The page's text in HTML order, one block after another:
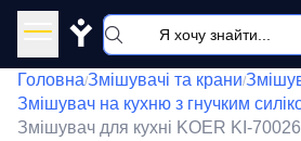
Y
Головна/Змішувачі та крани/
Змішувач на кухню з гнучким
Змішувач для кухні KOER KI-